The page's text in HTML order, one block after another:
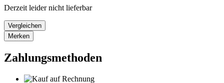
Derzeit leider nicht lieferbar
Vergleichen
Merken
Zahlungsmethoden